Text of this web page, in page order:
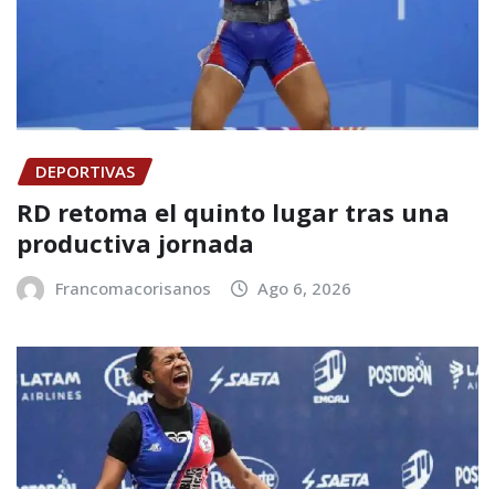
DEPORTIVAS
RD retoma el quinto lugar tras una
productiva jornada
Francomacorisanos Ago 6, 2026